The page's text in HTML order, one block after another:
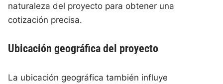
naturaleza del proyecto para obtener una
cotización precisa.
Ubicación geográfica del proyecto
La ubicación geográfica también influye